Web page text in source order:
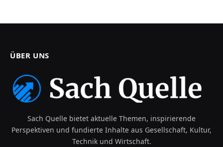
ÜBER UNS
Sach Quelle bietet aktuelle Themen, inspirierende
Perspektiven und fundierte Inhalte aus Gesellschaft, Kultur,
Technik und Wirtschaft.